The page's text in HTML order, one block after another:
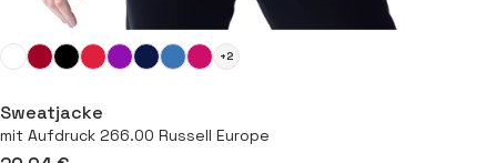
+2
Sweatjacke
mit Aufdruck 266.00 Russell Europe